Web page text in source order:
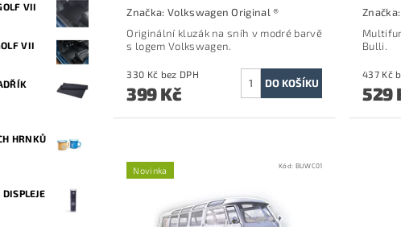
VII
VII
HRNKŮ
Značka: Volkswagen Original ®
Originální kluzák na sníh v modré barvě
s logem Volkswagen.
330 Kč bez DPH
399 Kč
Značka:
Bulli.
529
Novinka Kód: BUWC01